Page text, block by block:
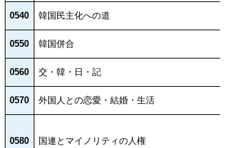
0540 韓国民主化への道
0550 韓国併合
0560 交・韓・日・記
0570 外国人との恋愛・結婚・生活
0580 国連とマイノリティの人権